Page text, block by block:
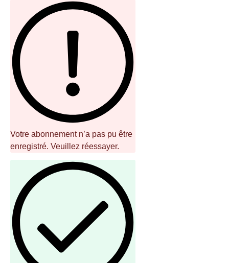
Votre abonnement n’a pas pu être
enregistré. Veuillez réessayer.